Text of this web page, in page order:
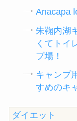
Anacapa
朱鞠内湖
くてトイ
プ場！
キャンプ
すめのキ
ダイエット